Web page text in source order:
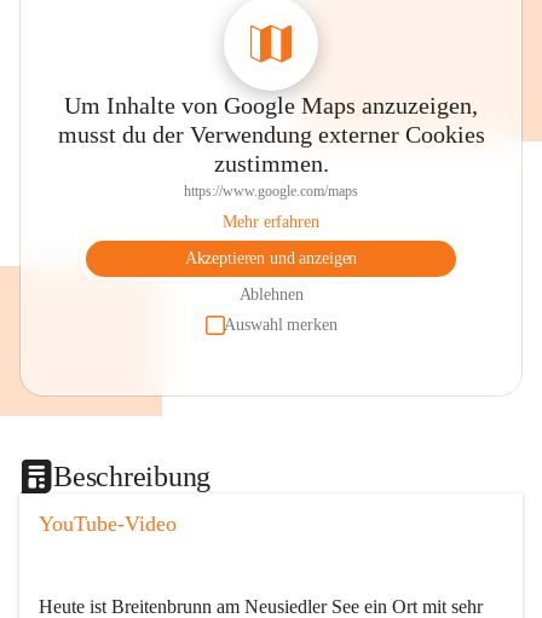
Um Inhalte von Google Maps anzuzeigen,
musst du der Verwendung externer Cookies
zustimmen.
https://www.google.com/maps
Mehr erfahren
Akzeptieren und anzeigen
Ablehnen
Auswahl merken
Beschreibung
YouTube-Video
Heute ist Breitenbrunn am Neusiedler See ein Ort mit sehr